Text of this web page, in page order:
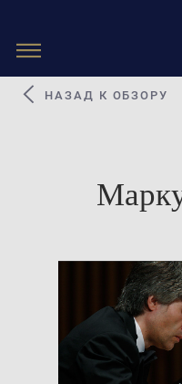
Toggle
НАЗАД К ОБЗОРУ